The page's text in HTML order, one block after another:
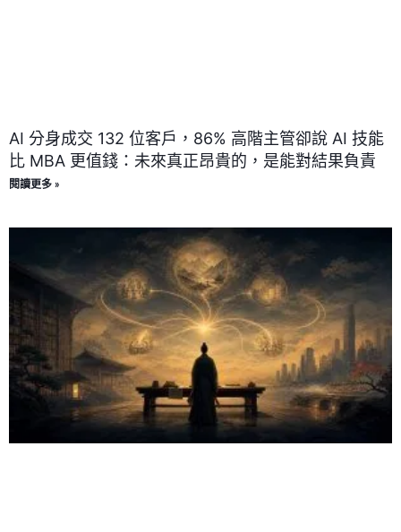
AI 分身成交 132 位客戶，86% 高階主管卻說 AI 技能
比 MBA 更值錢：未來真正昂貴的，是能對結果負責
閱讀更多 »